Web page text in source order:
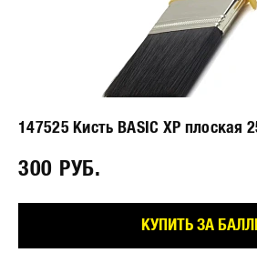
147525 Кисть BASIC XP плоская
300 РУБ.⠀
КУПИТЬ ЗА